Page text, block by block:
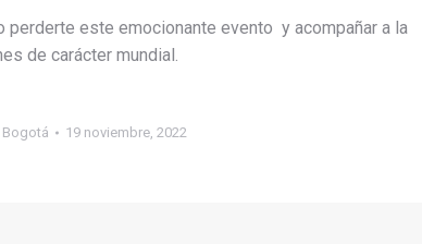
este emocionante evento y acompañar a la
de carácter mundial.
Bogotá 19 noviembre, 2022